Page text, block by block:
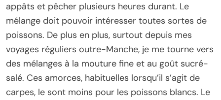
appâts et pêcher plusieurs heures durant. Le
mélange doit pouvoir intéresser toutes sortes de
poissons. De plus en plus, surtout depuis mes
voyages réguliers outre-Manche, je me tourne vers
des mélanges à la mouture fine et au goût sucré-
salé. Ces amorces, habituelles lorsqu’il s’agit de
carpes, le sont moins pour les poissons blancs. Le